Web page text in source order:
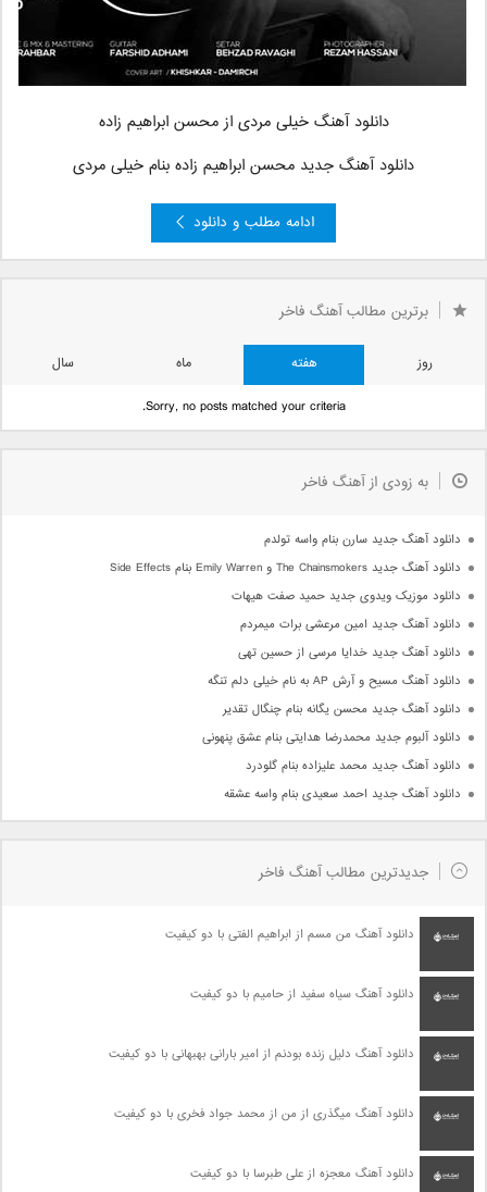
دانلود آهنگ خیلی مردیاز محسن ابراهیم زاده
دانلود آهنگ جدید محسن ابراهیم زاده بنام خیلی مردی
ادامه مطلب و دانلود
برترین مطالب آهنگ فاخر
روز هفته ماه
سال
Sorry, no posts matched your criteria.
به زودی از آهنگ فاخر
دانلود آهنگ جدید سارن بنام واسه تولدم
دانلود آهنگ جدید The Chainsmokers و Emily Warren بنام Side Effects
دانلود موزیک ویدوی جدید حمید صفت هیهات
دانلود آهنگ جدید امین مرعشی برات میمردم
دانلود آهنگ جدید خدایا مرسی از حسین تهی
دانلود آهنگ مسیح و آرش AP به نام خیلی دلم تنگه
دانلود آهنگ جدید محسن یگانه بنام چنگال تقدیر
دانلود آلبوم جدید محمدرضا هدایتی بنام عشق پنهونی
دانلود آهنگ جدید محمد علیزاده بنام گلودرد
دانلود آهنگ جدید احمد سعیدی بنام واسه عشقه
جدیدترین مطالب آهنگ فاخر
دانلود آهنگ من مسم از ابراهیم الفتی با دو کیفیت
دانلود آهنگ سیاه سفید از حامیم با دو کیفیت
دانلود آهنگ دلیل زنده بودنم از امیر بارانی بهبهانی با دو کیفیت
دانلود آهنگ میگذری از من از محمد جواد فخری با دو کیفیت
دانلود آهنگ معجزه از علی طبرسا با دو کیفیت